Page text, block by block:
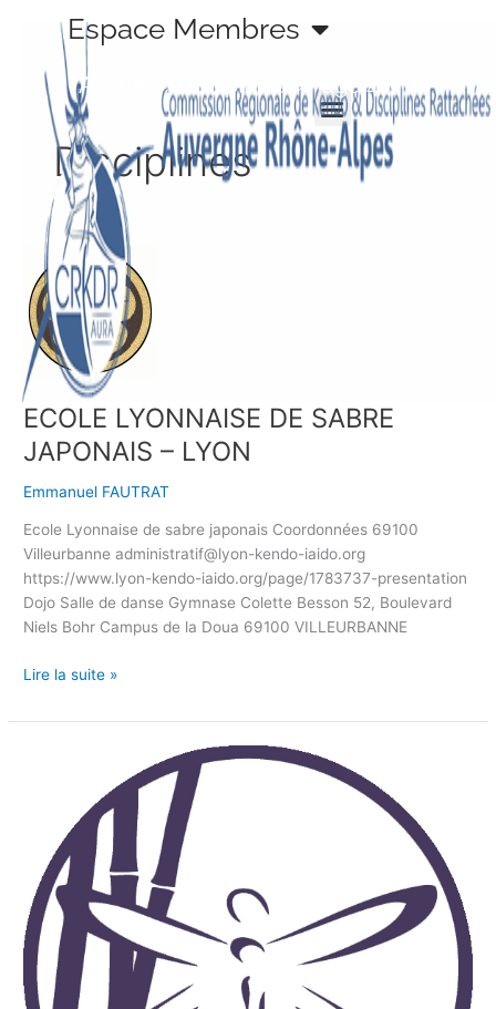
Espace Membres
Accueil » Disciplines » Page 4
Disciplines
ECOLE LYONNAISE DE SABRE
JAPONAIS – LYON
Emmanuel FAUTRAT
Ecole Lyonnaise de sabre japonais Coordonnées 69100
Villeurbanne administratif@lyon-kendo-iaido.org
https://www.lyon-kendo-iaido.org/page/1783737-presentation
Dojo Salle de danse Gymnase Colette Besson 52, Boulevard
Niels Bohr Campus de la Doua 69100 VILLEURBANNE
ECOLE
LYONNAISE
DE
SABRE
JAPONAIS
–
LYON
Lire la suite »